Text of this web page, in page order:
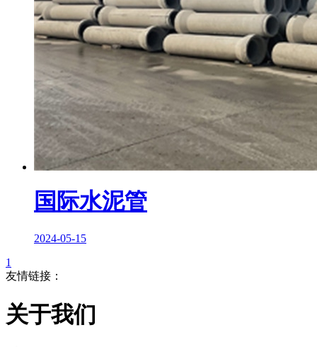
国际水泥管
2024-05-15
1
友情链接：
关于我们